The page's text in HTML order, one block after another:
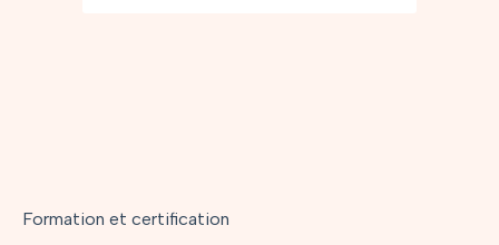
Formation et certification